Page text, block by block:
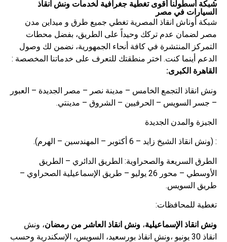
شبكة أسطولنا أقوى تغطية جغرافية لخدمات ونش انقاذ
السيارات في مصر
شبكة أوناش انقاذ المصرية تغطي جميع طرق و ميداين مدن
مصر لضمان عدم تركك وحيداً على الطريق، بفضل محطات
التمركز المنتشرة في كافة أنحاء الجمهورية، نضمن لك وصول
الدعم أينما كنت. اختر منطقتك للتعرف على خدماتنا المخصصة :
القاهرة الكبرى:
ونش انقاذ التجمع الخامس – مدينة نصر – مصر الجديدة – العبور
– جسر السويس – الحرفيين – الشروق – مدينتي.
الجيزة والمدن الجديدة
: (ونش انقاذ الشيخ زايد – 6 أكتوبر – المهندسين – الهرم).
الطرق السريعة والصحراوية: الطريق الدائري – الطريق
الأوسطي – محور 26 يوليو – طريق الإسماعيلية الصحراوي –
طريق السويس.
تغطية للمحافظات:
ونش انقاذ الإسماعيلية، ونش انقاذ العاشر من رمضان، ونش
انقاذ 30 يونيو
،ونش انقاذ بورسعيد، السويس، الإسكندرية وحسب